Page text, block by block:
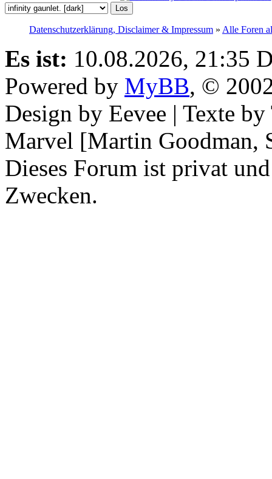
Datenschutzerklärung, Disclaimer & Impressum » Alle Foren
Es ist: 10.08.2026, 21:35
Powered by MyBB, ©
Design by Eevee | Texte
Marvel [Martin Goodman,
Dieses Forum ist privat
Zwecken.